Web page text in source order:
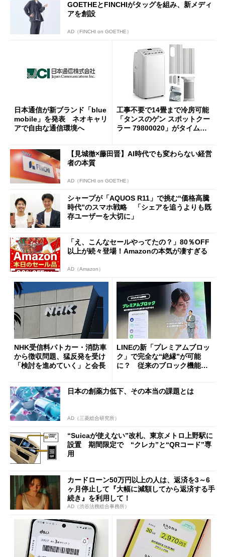
GOETHEとFINCHIがタッグを組み、新メディ
アを創設
AD（FINCHI on GOETHE）
日本通信が新ブランド「blue
mobile」を発表 ネオキャリ
アで自由な通信環境へ
工事不要で14畳まで冷房可能
「タンスのゲン スポットクー
ラー 79800020」がタイムセ
【見城徹×藤田晋】AI時代でも変わらない経営
者の本質
AD（FINCHI on GOETHE）
シャープが「AQUOS R11」で挑む“価格高騰
時代”のスマホ戦略 「シェアを追うよりも既
存ユーザーを大切に」
「え、こんなセールやってたの？」80％OFF
以上が続々登場！Amazonの本気が凄すぎる
AD（Amazon）
NHK受信料パトカー・消防車
から徴収問題、猛反発を受け
「検討を進めていく」と会長
LINEの新「プレミアムブロッ
ク」で完全な“絶縁”が可能
に？ 従来のブロック機能と
日本の創薬力低下、その本当の課題とは
AD（三菱総合研究所）
“Suicaが使えない”改札、東京メトロ上野駅に
設置 期間限定で “クレカ”と“QRコード”専
用
カードローン50万円以上の人は、返済を3～6
ヶ月停止して『大幅に減額してから返済する手
続き』を利用して！
AD（渋谷法務総合事務所）